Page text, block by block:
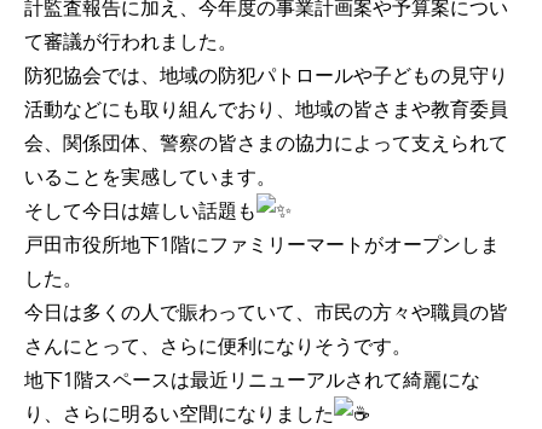
計監査報告に加え、今年度の事業計画案や予算案につい
て審議が行われました。
防犯協会では、地域の防犯パトロールや子どもの見守り
活動などにも取り組んでおり、地域の皆さまや教育委員
会、関係団体、警察の皆さまの協力によって支えられて
いることを実感しています。
そして今日は嬉しい話題も
戸田市役所地下1階にファミリーマートがオープンしま
した。
今日は多くの人で賑わっていて、市民の方々や職員の皆
さんにとって、さらに便利になりそうです。
地下1階スペースは最近リニューアルされて綺麗にな
り、さらに明るい空間になりました